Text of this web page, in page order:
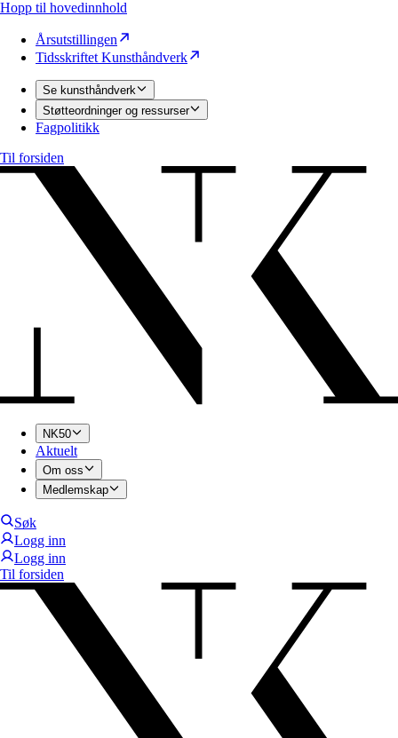
Hopp til hovedinnhold
Årsutstillingen
Tidsskriftet Kunsthåndverk
Se kunsthåndverk
Støtteordninger og ressurser
Fagpolitikk
Til forsiden
NK50
Aktuelt
Om oss
Medlemskap
Søk
Logg inn
Logg inn
Til forsiden